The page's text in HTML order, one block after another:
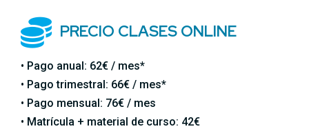
PRECIO CLASES ONLINE
• Pago anual: 62€ / mes*
• Pago trimestral: 66€ / mes*
• Pago mensual: 76€ / mes
• Matrícula + material de curso: 42€